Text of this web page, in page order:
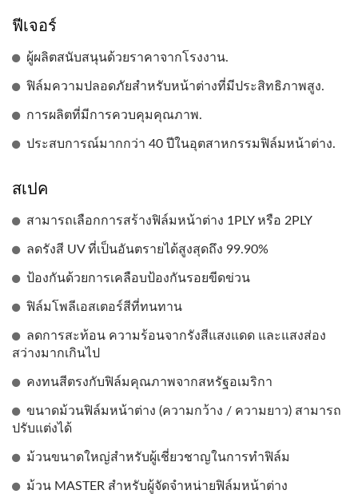
ฟีเจอร์
ผู้ผลิตสนับสนุนด้วยราคาจากโรงงาน.
ฟิล์มความปลอดภัยสำหรับหน้าต่างที่มีประสิทธิภาพสูง.
การผลิตที่มีการควบคุมคุณภาพ.
ประสบการณ์มากกว่า 40 ปีในอุตสาหกรรมฟิล์มหน้าต่าง.
สเปค
สามารถเลือกการสร้างฟิล์มหน้าต่าง 1PLY หรือ 2PLY
ลดรังสี UV ที่เป็นอันตรายได้สูงสุดถึง 99.90%
ป้องกันด้วยการเคลือบป้องกันรอยขีดข่วน
ฟิล์มโพลีเอสเตอร์สีที่ทนทาน
ลดการสะท้อน ความร้อนจากรังสีแสงแดด และแสงส่อง
สว่างมากเกินไป
คงทนสีตรงกับฟิล์มคุณภาพจากสหรัฐอเมริกา
ขนาดม้วนฟิล์มหน้าต่าง (ความกว้าง / ความยาว) สามารถ
ปรับแต่งได้
ม้วนขนาดใหญ่สำหรับผู้เชี่ยวชาญในการทำฟิล์ม
ม้วน MASTER สำหรับผู้จัดจำหน่ายฟิล์มหน้าต่าง